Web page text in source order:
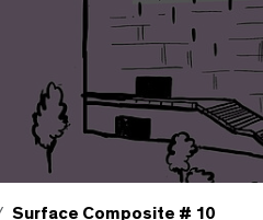
Surface Composite # 10